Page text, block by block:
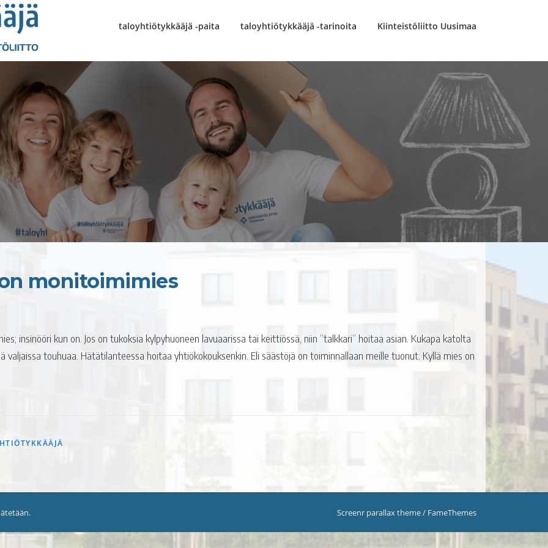
taloyhtiötykkääjä -paita taloyhtiötykkääjä -tarinoita Kiinteistöliitto Uusimaa
monitoimimies
insinööri kun on. Jos on tukoksia kylpyhuoneen lavuaarissa tai keittiössä, niin ”talkkari” hoitaa asian. Kukapa katolta
touhuaa. Hätätilanteessa hoitaa yhtiökokouksenkin. Eli säästöjä on toiminnallaan meille tuonut. Kyllä mies on
Screenr parallax theme/ FameThemes